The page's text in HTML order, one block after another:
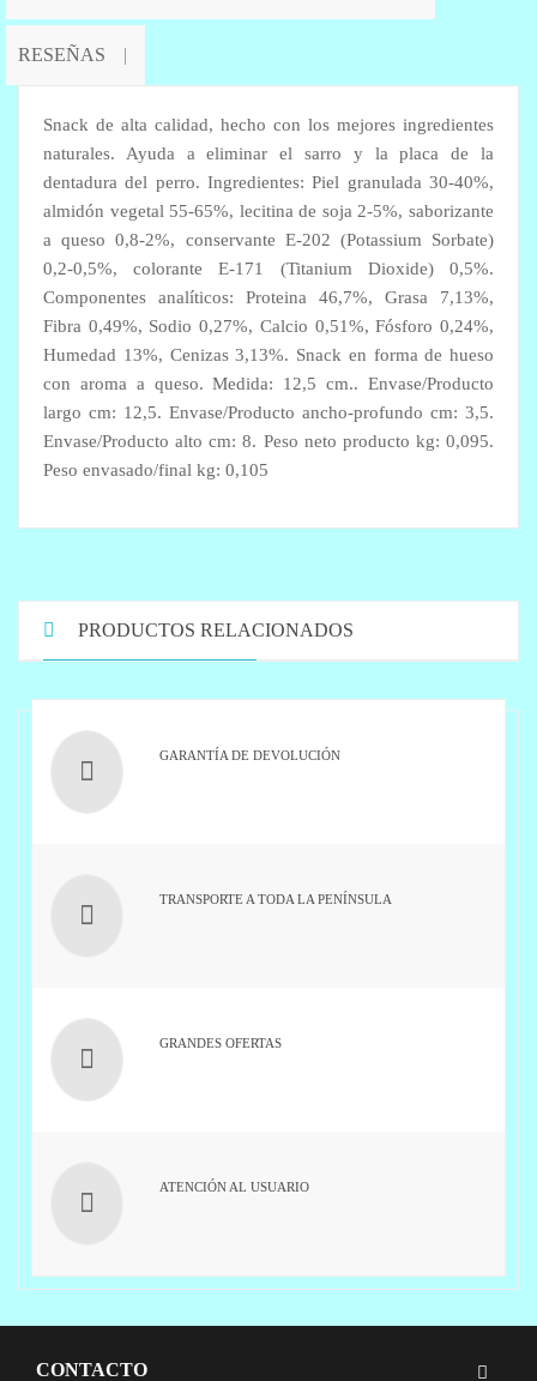
RESEÑAS
Snack de alta calidad, hecho con los mejores ingredientes
naturales. Ayuda a eliminar el sarro y la placa de la
dentadura del perro. Ingredientes: Piel granulada 30-40%,
almidón vegetal 55-65%, lecitina de soja 2-5%, saborizante
a queso 0,8-2%, conservante E-202 (Potassium Sorbate)
0,2-0,5%, colorante E-171 (Titanium Dioxide) 0,5%.
Componentes analíticos: Proteina 46,7%, Grasa 7,13%,
Fibra 0,49%, Sodio 0,27%, Calcio 0,51%, Fósforo 0,24%,
Humedad 13%, Cenizas 3,13%. Snack en forma de hueso
con aroma a queso. Medida: 12,5 cm.. Envase/Producto
largo cm: 12,5. Envase/Producto ancho-profundo cm: 3,5.
Envase/Producto alto cm: 8. Peso neto producto kg: 0,095.
Peso envasado/final kg: 0,105
PRODUCTOS RELACIONADOS
GARANTÍA DE DEVOLUCIÓN
TRANSPORTE A TODA LA PENÍNSULA
GRANDES OFERTAS
ATENCIÓN AL USUARIO
CONTACTO